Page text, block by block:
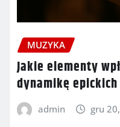
MUZYKA
Jakie elementy
dynamikę
admin gru